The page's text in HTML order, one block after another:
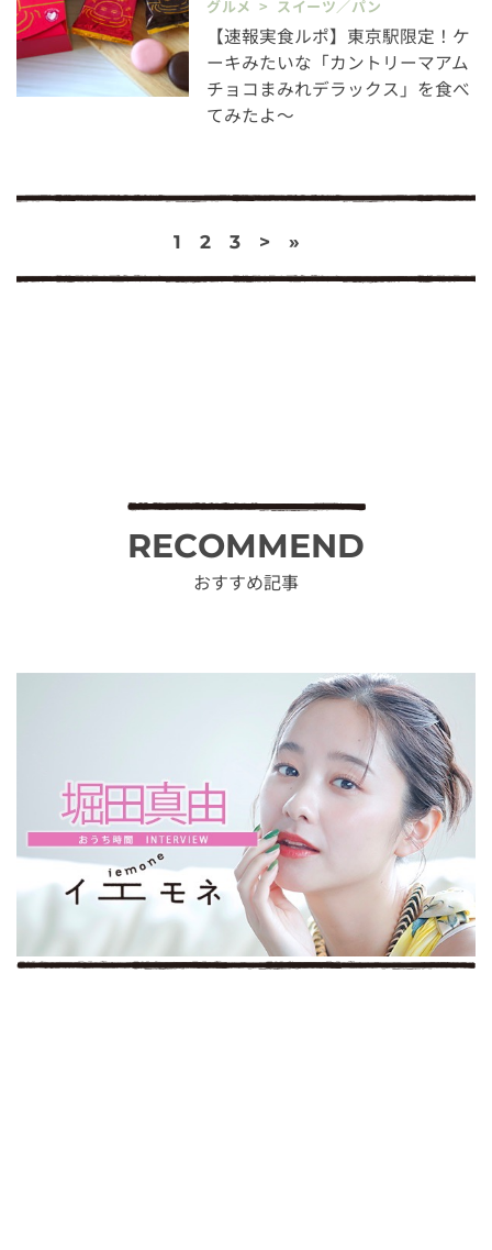
グルメ > スイーツ／パン
【速報実食ルポ】東京駅限定！ケ
ーキみたいな「カントリーマアム
チョコまみれデラックス」を食べ
てみたよ〜
1 2 3 > »
RECOMMEND
おすすめ記事